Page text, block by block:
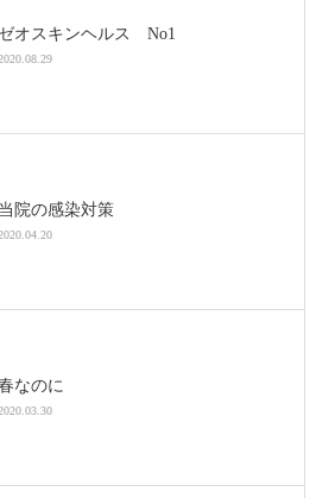
ゼオスキンヘルス No1
当院の感染対策
なのに